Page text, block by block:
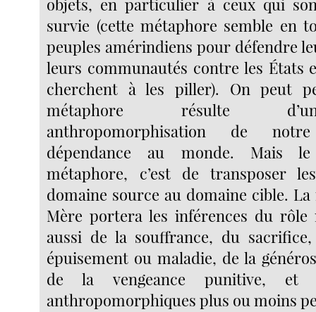
objets, en particulier à ceux qui
survie (cette métaphore semble en
peuples amérindiens pour défendre
leurs communautés contre les États
cherchent à les piller). On peut
métaphore résulte
anthropomorphisation de
dépendance au monde. Mais
métaphore, c’est de transposer
domaine source au domaine cible.
Mère portera les inférences du
aussi de la souffrance, du
épuisement ou maladie, de la
de la vengeance punitive, et
anthropomorphiques plus ou moins